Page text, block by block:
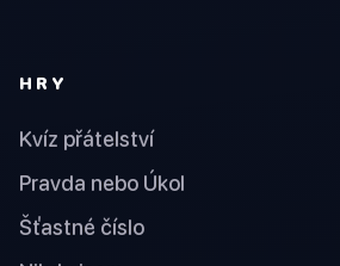
HRY
Kvíz přátelství
Pravda nebo Úkol
Šťastné číslo